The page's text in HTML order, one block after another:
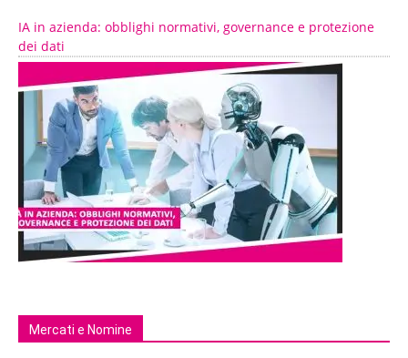
IA in azienda: obblighi normativi, governance e protezione
dei dati
Mercati e Nomine